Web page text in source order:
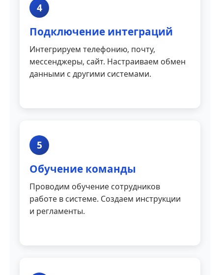
4
Подключение интеграций
Интегрируем телефонию, почту,
мессенджеры, сайт. Настраиваем обмен
данными с другими системами.
5
Обучение команды
Проводим обучение сотрудников
работе в системе. Создаем инструкции
и регламенты.